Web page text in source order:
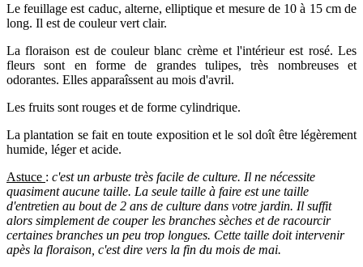
Le feuillage est caduc, alterne, elliptique et mesure de 10 à 15 cm de
long. Il est de couleur vert clair.
La floraison est de couleur blanc crème et l'intérieur est rosé. Les
fleurs sont en forme de grandes tulipes, très nombreuses et
odorantes. Elles apparaîssent au mois d'avril.
Les fruits sont rouges et de forme cylindrique.
La plantation se fait en toute exposition et le sol doît être légèrement
humide, léger et acide.
Astuce : c'est un arbuste très facile de culture. Il ne nécessite
quasiment aucune taille. La seule taille à faire est une taille
d'entretien au bout de 2 ans de culture dans votre jardin. Il suffit
alors simplement de couper les branches sèches et de racourcir
certaines branches un peu trop longues. Cette taille doit intervenir
apès la floraison, c'est dire vers la fin du mois de mai.